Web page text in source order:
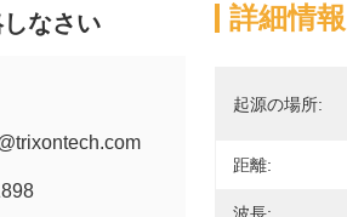
なさい 詳細情報
起源の場所:
距離: